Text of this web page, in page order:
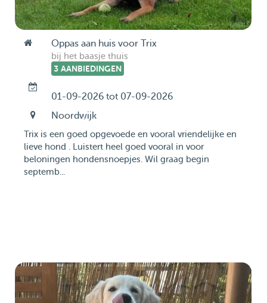
Oppas aan huis voor Trix
bij het baasje thuis
3 AANBIEDINGEN
01-09-2026 tot 07-09-2026
Noordwijk
Trix is een goed opgevoede en vooral vriendelijke en
lieve hond . Luistert heel goed vooral in voor
beloningen hondensnoepjes. Wil graag begin
septemb...